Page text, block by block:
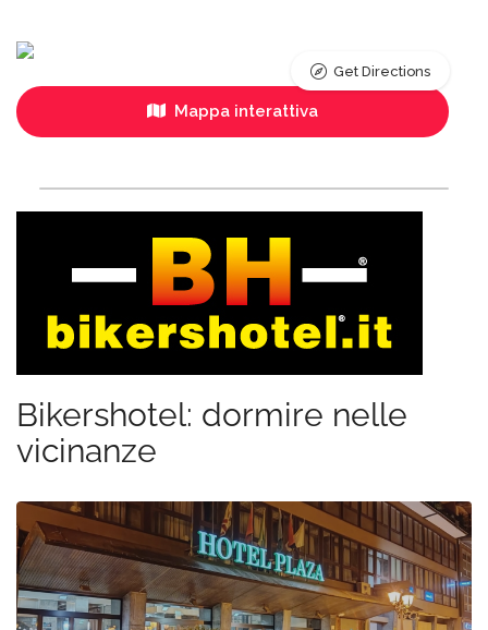
Mappa interattiva
Get Directions
Bikershotel: dormire nelle
vicinanze